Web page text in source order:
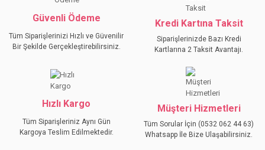
Güvenli Ödeme
Tüm Siparişlerinizi Hızlı ve Güvenilir
Bir Şekilde Gerçekleştirebilirsiniz.
Kredi Kartına Taksit
Siparişlerinizde Bazı Kredi
Kartlarına 2 Taksit Avantajı.
Hızlı Kargo
Tüm Siparişleriniz Aynı Gün
Kargoya Teslim Edilmektedir.
Müşteri Hizmetleri
Tüm Sorular İçin (0532 062 44 63)
Whatsapp İle Bize Ulaşabilirsiniz.